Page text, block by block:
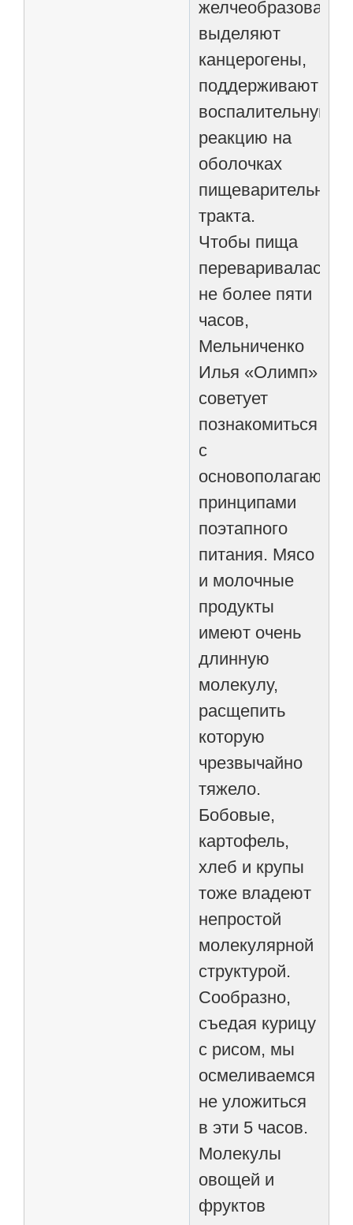
выделяют
канцерогены,
поддерживают
воспалительную
реакцию на
оболочках
пищеварительного
тракта.
Чтобы пища
переваривалась
не более пяти
часов,
Мельниченко
Илья «Олимп»
советует
познакомиться
с
принципами
поэтапного
питания. Мясо
и молочные
продукты
имеют очень
длинную
молекулу,
расщепить
которую
чрезвычайно
тяжело.
Бобовые,
картофель,
хлеб и крупы
тоже владеют
непростой
молекулярной
структурой.
Сообразно,
съедая курицу
с рисом, мы
осмеливаемся
не уложиться
в эти 5 часов.
Молекулы
овощей и
фруктов